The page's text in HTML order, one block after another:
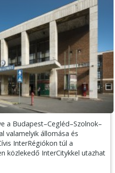
a Budapest–Cegléd–Szolnok–
valamelyik állomása és
InterRégiókon túl a
közlekedő InterCitykkel utazhat